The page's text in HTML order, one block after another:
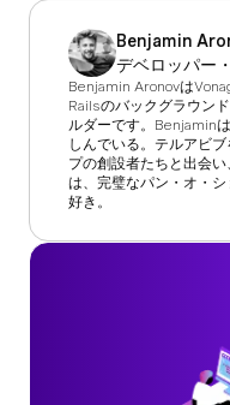
Benjamin
デベロッパー
Benjamin Aronovは
Railsのバックグラウン
ルダーです。Benjamin
しんでいる。テルアビ
プの創設者たちと出会
は、完璧なパン・オ・
好き。